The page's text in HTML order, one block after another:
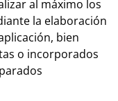
al máximo los
la elaboración
bien
o incorporados